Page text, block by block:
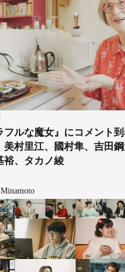
フルな魔女』にコメント到
美村里江、國村隼、吉田
裕、タカノ綾